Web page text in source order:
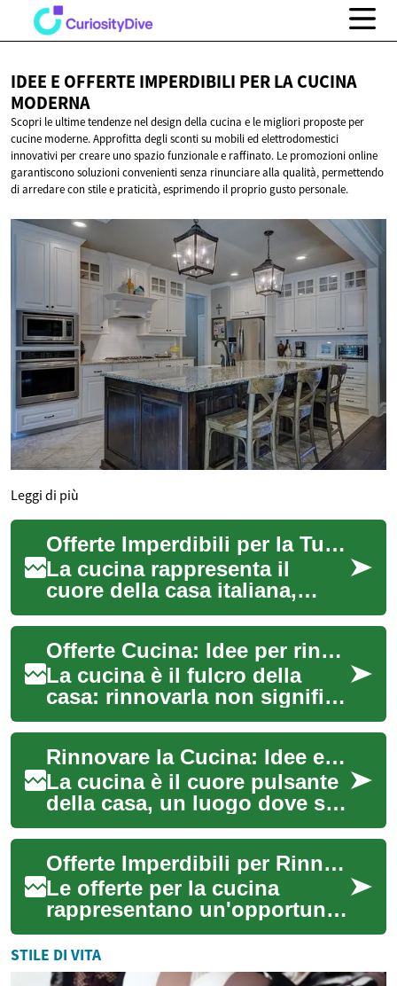
IDEE E OFFERTE IMPERDIBILI PER LACUCINA
MODERNA
Scopri le ultime tendenze nel design della cucina e le migliori proposte per
cucine moderne. Approfitta degli sconti su mobili ed elettrodomestici
innovativi per creare uno spazio funzionale e raffinato. Le promozioni online
garantiscono soluzioni convenienti senza rinunciare alla qualità, permettendo
di arredare con stile e praticità, esprimendo il proprio gusto personale.
Leggi di più
Offerte Imperdibili per la Tua Cucina: Guida Completa al Risparmio
La cucina rappresenta il
cuore della casa italiana,
dove tradizione e innovazione
si fondono per creare
momenti indim...
Offerte Cucina: Idee per rinnovare con stile e risparmio
La cucina è il fulcro della
casa: rinnovarla non significa
solo cambiare mobili, ma
migliorare funzionalità,
estetica...
Rinnovare la Cucina: Idee e Consigli per una Trasformazione Moderna
La cucina è il cuore pulsante
della casa, un luogo dove si
creano ricordi e si
condividono momenti
preziosi con la fa...
Offerte Imperdibili per Rinnovare la Tua Cucina: Guida Completa al Risparmio
Le offerte per la cucina
rappresentano un'opportunità
eccezionale per trasformare il
cuore della casa in uno
spazio m...
STILE DI VITA